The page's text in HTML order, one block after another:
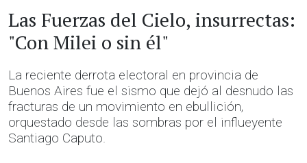
Las Fuerzas del Cielo, insurrectas:
"Con Milei o sin él"
La reciente derrota electoral en provincia de
Buenos Aires fue el sismo que dejó al desnudo las
fracturas de un movimiento en ebullición,
orquestado desde las sombras por el influeyente
Santiago Caputo.